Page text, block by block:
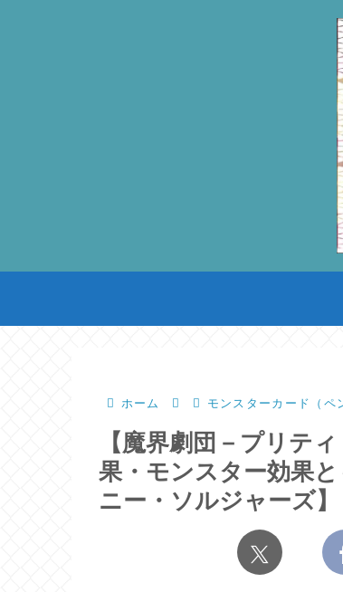
ホーム モンスターカード（ペ
【魔界劇団－プリテ
果・モンスター効果
ニー・ソルジャーズ】